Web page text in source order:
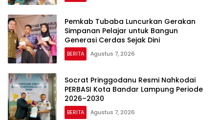
Pemkab Tubaba Luncurkan Gerakan
Simpanan Pelajar untuk Bangun
Generasi Cerdas Sejak Dini
BERITA Agustus 7, 2026
Socrat Pringgodanu Resmi Nahkodai
PERBASI Kota Bandar Lampung Periode
2026–2030
BERITA Agustus 7, 2026